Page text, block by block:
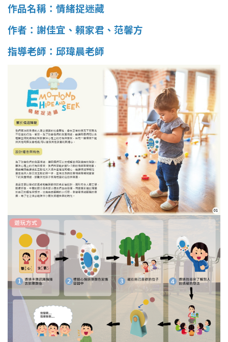
作品名稱：情緒捉迷藏
作者：謝佳宜、賴家君、范馨方
指導老師：邱瑋晨老師